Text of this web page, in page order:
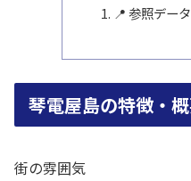
📍 参照データ
琴電屋島の特徴・
街の雰囲気